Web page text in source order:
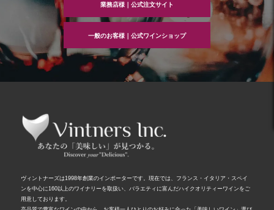
業務店様｜公式注文サイト
一般のお客様｜公式ワインショップ
ヴィントナーズは1998年創業のインポーターです。現在では、フランス・イタリア・スペイ
ンを中心に160以上のワイナリーを取扱い、バラエティに富んだハイクオリティーワインをご
用意しております。